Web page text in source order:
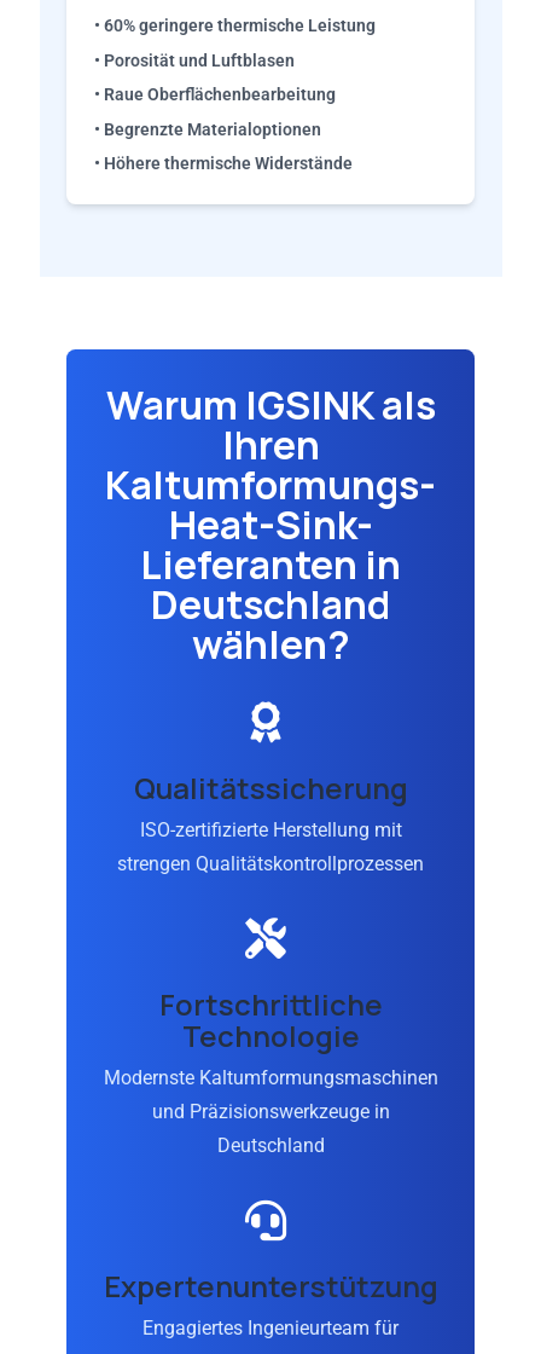
• 60% geringere thermische Leistung
• Porosität und Luftblasen
• Raue Oberflächenbearbeitung
• Begrenzte Materialoptionen
• Höhere thermische Widerstände
Warum IGSINK als
Ihren
Kaltumformungs-
Heat-Sink-
Lieferanten in
Deutschland
wählen?
Qualitätssicherung
ISO-zertifizierte Herstellung mit
strengen Qualitätskontrollprozessen
Fortschrittliche
Technologie
Modernste Kaltumformungsmaschinen
und Präzisionswerkzeuge in
Deutschland
Expertenunterstützung
Engagiertes Ingenieurteam für